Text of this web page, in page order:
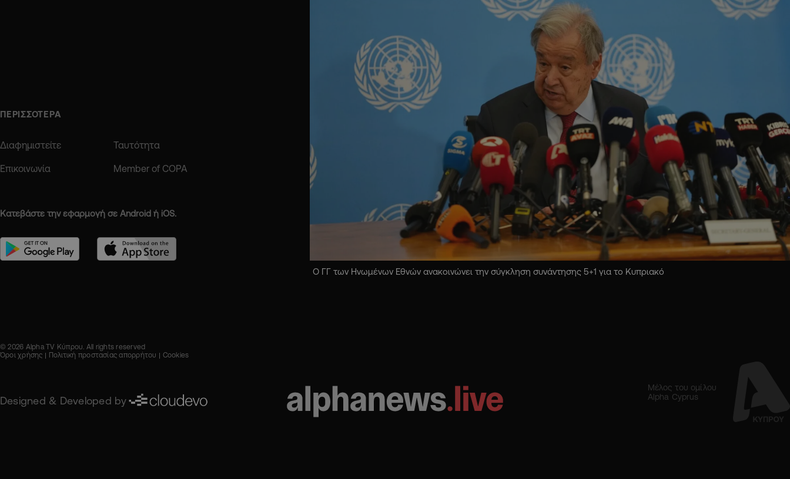
ΠΕΡΙΣΣΟΤΕΡΑ
Διαφημιστείτε Ταυτότητα
Επικοινωνία Member of COPA
Κατεβάστε την εφαρμογή σε Android ή iOS.
Ο ΓΓ των Ηνωμένων Εθνών ανακοινώνει την σύγκληση συνάντησης 5+1 για το Κυπριακό
© 2026 Alpha TV Κύπρου. All rights reserved
Όροι χρήσης
Πολιτική προστασίας απορρήτου Cookies
Designed & Developed by
Μέλος του ομίλου
Alpha Cyprus